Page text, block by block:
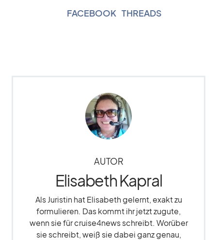
FACEBOOK THREADS
AUTOR
Elisabeth Kapral
Als Juristin hat Elisabeth gelernt, exakt zu
formulieren. Das kommt ihr jetzt zugute,
wenn sie für cruise4news schreibt. Worüber
sie schreibt, weiß sie dabei ganz genau,